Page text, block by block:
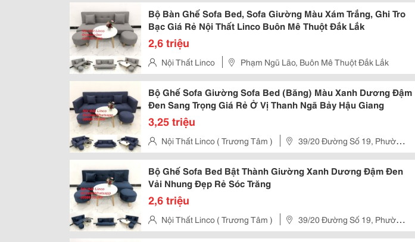
Bộ Bàn Ghế Sofa Bed, Sofa Giường Màu Xám Trắng, Ghi Tro
Bạc Giá Rẻ Nội Thất Linco Buôn Mê Thuột Đắk Lắk
2,6 triệu
Nội Thất Linco Phạm Ngũ Lão, Buôn Mê Thuột Đắk Lắk
Bộ Ghế Sofa Giường Sofa Bed (Băng) Màu Xanh Dương Đậm
Đen Sang Trọng Giá Rẻ Ở Vị Thanh Ngã Bảy Hậu Giang
3,25 triệu
Nội Thất Linco ( Trương Tâm )
39/20 Đường Số 19, Phường
8, Gò Vấp, Hcm
Bộ Ghế Sofa Bed Bật Thành Giường Xanh Dương Đậm Đen
Vải Nhung Đẹp Rẻ Sóc Trăng
2,6 triệu
Nội Thất Linco ( Trương Tâm )
39/20 Đường Số 19, Phường
8, Gò Vấp, Hcm